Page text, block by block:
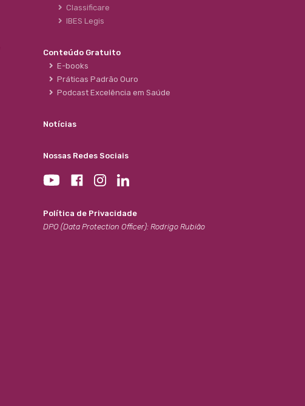
Classificare
IBES Legis
Conteúdo Gratuito
E-books
Práticas Padrão Ouro
Podcast Excelência em Saúde
Notícias
Nossas Redes Sociais
Política de Privacidade
DPO (Data Protection Officer): Rodrigo Rubião